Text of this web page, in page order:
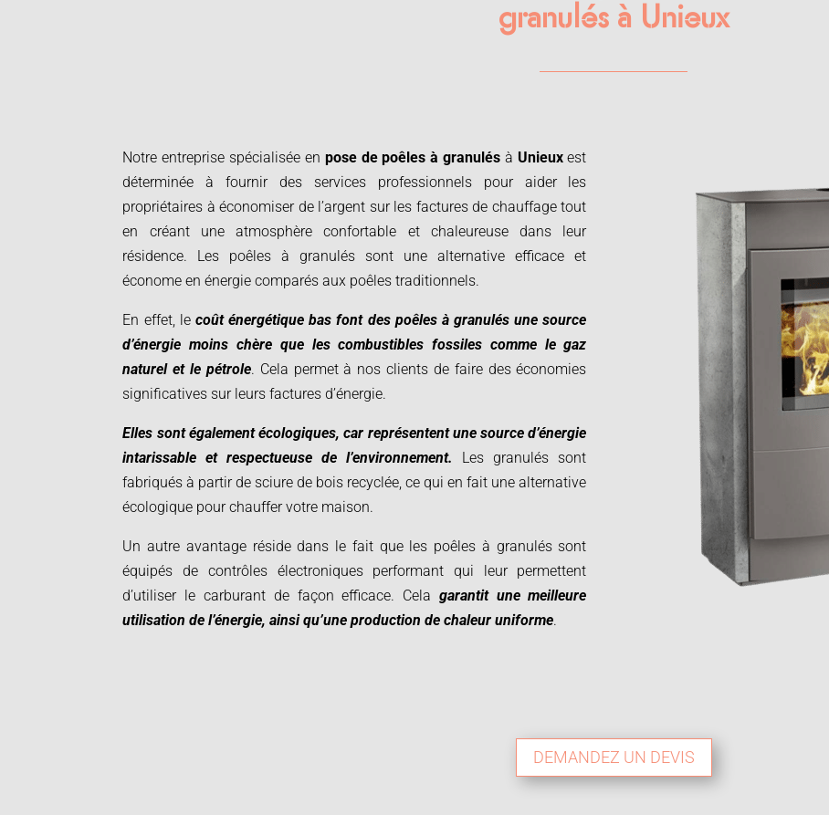
granulés à Unieux
Notre entreprise spécialisée en pose de poêles à granulésà Unieuxest
déterminée à fournir des services professionnels pour aider les
propriétaires à économiser de l’argent sur les factures de chauffage tout
en créant une atmosphère confortable et chaleureuse dans leur
résidence. Les poêles à granulés sont une alternative efficace et
économe en énergie comparés aux poêles traditionnels.
En effet, le coût énergétique bas font des poêles à granulés une source
d’énergie moins chère que les combustibles fossiles comme le gaz
naturel et le pétrole. Cela permet à nos clients de faire des économies
significatives sur leurs factures d’énergie.
Elles sont également écologiques, car représentent une source d’énergie
intarissable et respectueuse de l’environnement.
Les granulés sont
fabriqués à partir de sciure de bois recyclée, ce qui en fait une alternative
écologique pour chauffer votre maison.
Un autre avantage réside dans le fait que les poêles à granulés sont
équipés de contrôles électroniques performant qui leur permettent
d’utiliser le carburant de façon efficace. Cela garantit une meilleure
utilisation de l’énergie, ainsi qu’une production de chaleur uniforme.
DEMANDEZ UN DEVIS